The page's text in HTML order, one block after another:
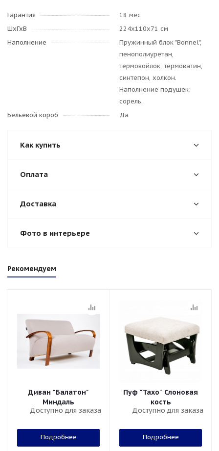
Гарантия
18 мес
ШхГхВ
224х110х71 см
Наполнение
Пружинный блок "Bonnel",
пенополиуретан,
термовойлок, термоватин,
синтепон, холкон.
Наполнение подушек:
сорель.
Бельевой короб
Да
Как купить
Оплата
Доставка
Фото в интерьере
Рекомендуем
Диван "Балатон"
Миндаль
Доступно для заказа
Подробнее
Пуф "Тахо" Слоновая
кость
Доступно для заказа
Подробнее